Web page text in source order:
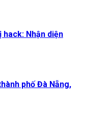
hack: Nhận diện
phố Đà Nẵng,